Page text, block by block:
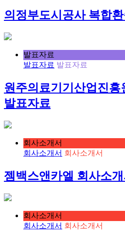
의정부도시공사 복합
발표자료
발표자료 발표자료
원주의료기기산업진흥
발표자료
회사소개서
회사소개서 회사소개서
젬백스앤카엘 회사소
회사소개서
회사소개서 회사소개서